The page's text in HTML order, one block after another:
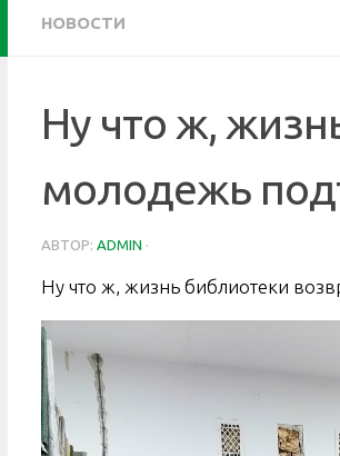
НОВОСТИ
Ну что ж,
молодежь
АВТОР: ADMIN ·
Ну что ж, жизнь библиотеки